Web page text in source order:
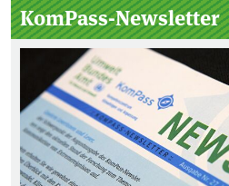
KomPass-Newsletter